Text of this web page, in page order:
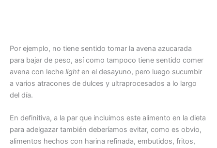
Por ejemplo, no tiene sentido tomar la avena azucarada
para bajar de peso, así como tampoco tiene sentido comer
avena con leche light en el desayuno, pero luego sucumbir
a varios atracones de dulces y ultraprocesados a lo largo
del día.
En definitiva, a la par que incluimos este alimento en la dieta
para adelgazar también deberíamos evitar, como es obvio,
alimentos hechos con harina refinada, embutidos, fritos,